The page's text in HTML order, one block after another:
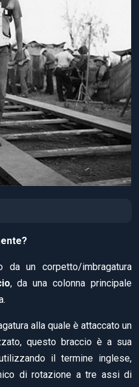
da un corpetto/imbragatura
, da una colonna principale
alla quale è attaccato un
questo braccio è a sua
il termine inglese,
di rotazione a tre assi di